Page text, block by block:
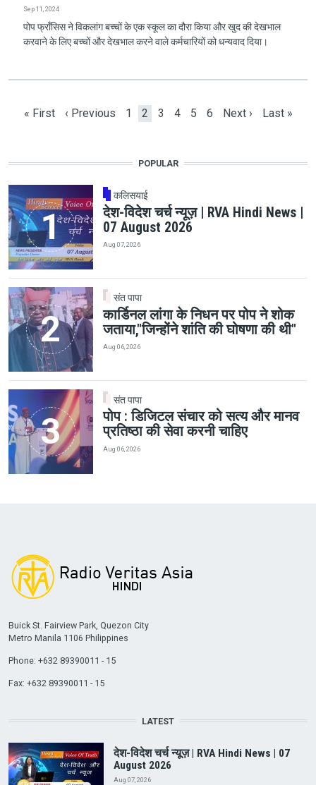
Sep 11, 2024
पोप फ्राँसिस ने विकलांग बच्चों के एक स्कूल का दौरा किया और खुद की देखभाल
करवाने के लिए बच्चों और देखभाल करने वाले कर्मचारियों को धन्यवाद दिया।
First page
« First Previous page
‹ Previous Page
1 Current page
2 Page
3 Page
4 Page
5 Page
6 Next page
Next › Last page
Last »
POPULAR
कलिसयाई
देश-विदेश चर्च न्यूज़ | RVA Hindi News |
07 August 2026
Aug 07, 2026
संत पापा
कार्डिनल लांगा के निधन पर पोप ने शोक
जताया,"जिन्होंने शांति की घोषणा की थी"
Aug 06, 2026
संत पापा
पोप : डिजिटल संचार को सत्य और मानव
प्रतिष्ठा की सेवा करनी चाहिए
Aug 06, 2026
Buick St. Fairview Park, Quezon City
Metro Manila 1106 Philippines
Phone: +632 89390011 - 15
Fax: +632 89390011 - 15
LATEST
देश-विदेश चर्च न्यूज़ | RVA Hindi News | 07
August 2026
Aug 07, 2026